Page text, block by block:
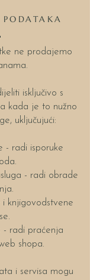
PODATAKA
ne prodajemo
isključivo s
kada je to nužno
uključujući:
- radi isporuke
- radi obrade
knjigovodstvene
- radi praćenja
shopa.
i servisa mogu